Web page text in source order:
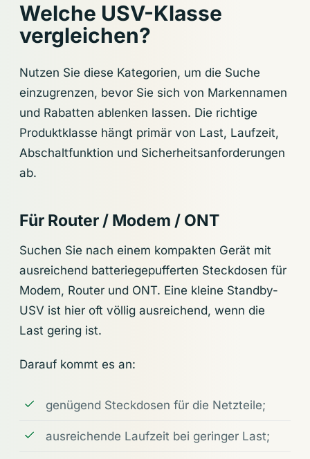
Welche USV-Klasse
vergleichen?
Nutzen Sie diese Kategorien, um die Suche
einzugrenzen, bevor Sie sich von Markennamen
und Rabatten ablenken lassen. Die richtige
Produktklasse hängt primär von Last, Laufzeit,
Abschaltfunktion und Sicherheitsanforderungen
ab.
Für Router / Modem / ONT
Suchen Sie nach einem kompakten Gerät mit
ausreichend batteriegepufferten Steckdosen für
Modem, Router und ONT. Eine kleine Standby-
USV ist hier oft völlig ausreichend, wenn die
Last gering ist.
Darauf kommt es an:
genügend Steckdosen für die Netzteile;
ausreichende Laufzeit bei geringer Last;